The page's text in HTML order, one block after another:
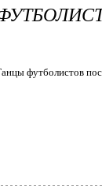
футболистов